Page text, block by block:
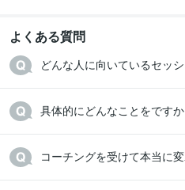
よくある質問
どんな人に向いているセッ
具体的にどんなことをですか
コーチングを受けて本当に